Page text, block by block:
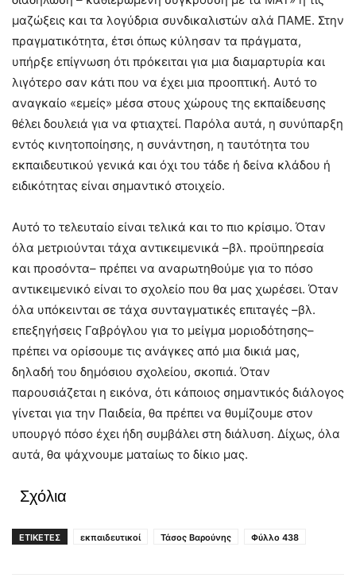
μαζώξεις και τα λογύδρια συνδικαλιστών αλά ΠΑΜΕ. Στην
πραγματικότητα, έτσι όπως κύλησαν τα πράγματα,
υπήρξε επίγνωση ότι πρόκειται για μια διαμαρτυρία και
λιγότερο σαν κάτι που να έχει μια προοπτική. Αυτό το
αναγκαίο «εμείς» μέσα στους χώρους της εκπαίδευσης
θέλει δουλειά για να φτιαχτεί. Παρόλα αυτά, η συνύπαρξη
εντός κινητοποίησης, η συνάντηση, η ταυτότητα του
εκπαιδευτικού γενικά και όχι του τάδε ή δείνα κλάδου ή
ειδικότητας είναι σημαντικό στοιχείο.
Αυτό το τελευταίο είναι τελικά και το πιο κρίσιμο. Όταν
όλα μετριούνται τάχα αντικειμενικά –βλ. προϋπηρεσία
και προσόντα– πρέπει να αναρωτηθούμε για το πόσο
αντικειμενικό είναι το σχολείο που θα μας χωρέσει. Όταν
όλα υπόκεινται σε τάχα συνταγματικές επιταγές –βλ.
επεξηγήσεις Γαβρόγλου για το μείγμα μοριοδότησης–
πρέπει να ορίσουμε τις ανάγκες από μια δικιά μας,
δηλαδή του δημόσιου σχολείου, σκοπιά. Όταν
παρουσιάζεται η εικόνα, ότι κάποιος σημαντικός διάλογος
γίνεται για την Παιδεία, θα πρέπει να θυμίζουμε στον
υπουργό πόσο έχει ήδη συμβάλει στη διάλυση. Δίχως, όλα
αυτά, θα ψάχνουμε ματαίως το δίκιο μας.
Σχόλια
ΕΤΙΚΕΤΕΣ εκπαιδευτικοί Τάσος Βαρούνης Φύλλο 438